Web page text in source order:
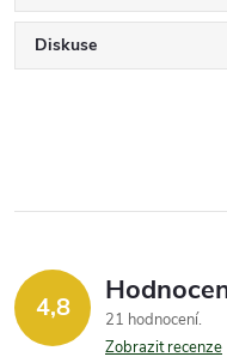
Diskuse
4,8
21 hodnocení
Zobrazit recenze